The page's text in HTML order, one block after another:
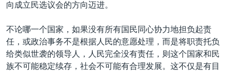
向成立民选议会的方向迈进。
不论哪一个国家，如果没有所有国民同心协力地担负起责
任，或政治事务不是根据人民的意愿处理，而是将职责托负
给类似世袭的领导人，人民完全没有责任，则这个国家和民
族不可能稳定续存，社会不可能有合理发展。这不仅是有目